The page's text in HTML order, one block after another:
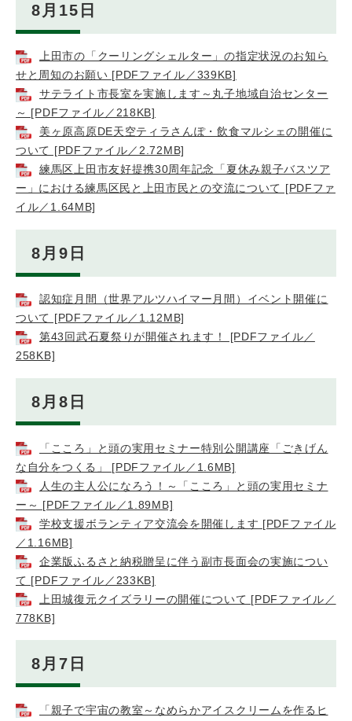
8月15日
上田市の「クーリングシェルター」の指定状況のお知ら
せと周知のお願い [PDFファイル／339KB]
サテライト市長室を実施します～丸子地域自治センター
～ [PDFファイル／218KB]
美ヶ原高原DE天空ティラさんぽ・飲食マルシェの開催に
ついて [PDFファイル／2.72MB]
練馬区上田市友好提携30周年記念「夏休み親子バスツア
ー」における練馬区民と上田市民との交流について [PDFファ
イル／1.64MB]
8月9日
認知症月間（世界アルツハイマー月間）イベント開催に
ついて [PDFファイル／1.12MB]
第43回武石夏祭りが開催されます！ [PDFファイル／
258KB]
8月8日
「こころ」と頭の実用セミナー特別公開講座「ごきげん
な自分をつくる」 [PDFファイル／1.6MB]
人生の主人公になろう！～「こころ」と頭の実用セミナ
ー～ [PDFファイル／1.89MB]
学校支援ボランティア交流会を開催します [PDFファイル
／1.16MB]
企業版ふるさと納税贈呈に伴う副市長面会の実施につい
て [PDFファイル／233KB]
上田城復元クイズラリーの開催について [PDFファイル／
778KB]
8月7日
「親子で宇宙の教室～なめらかアイスクリームを作るヒ